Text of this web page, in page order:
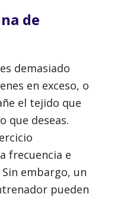
de
demasiado
en exceso, o
el tejido que
que deseas.
frecuencia e
embargo, un
pueden